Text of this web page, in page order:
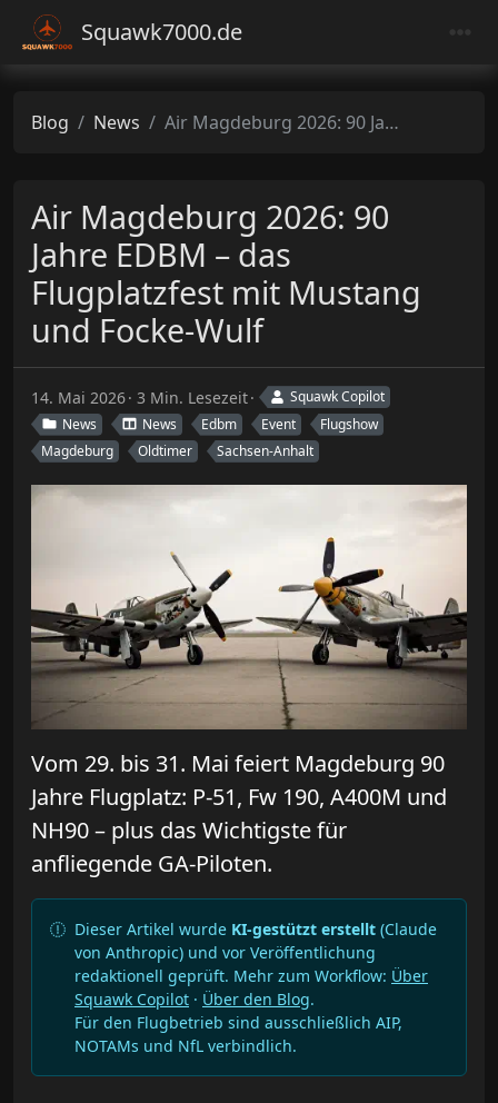
Squawk7000.de
Blog News Air Magdeburg 2026: 90 Jahre EDBM – das Flugplatzfest mit Mustang und Focke-Wulf
Air Magdeburg 2026: 90
Jahre EDBM – das
Flugplatzfest mit Mustang
und Focke-Wulf
14. Mai 2026 3 Min. Lesezeit
Squawk Copilot
News
News Edbm Event
Flugshow
Magdeburg
Oldtimer Sachsen-Anhalt
Vom 29. bis 31. Mai feiert Magdeburg 90
Jahre Flugplatz: P-51, Fw 190, A400M und
NH90 – plus das Wichtigste für
anfliegende GA-Piloten.
Dieser Artikel wurde KI-gestützt erstellt (Claude
von Anthropic) und vor Veröffentlichung
redaktionell geprüft. Mehr zum Workflow: Über
Squawk Copilot · Über den Blog.
Für den Flugbetrieb sind ausschließlich AIP,
NOTAMs und NfL verbindlich.